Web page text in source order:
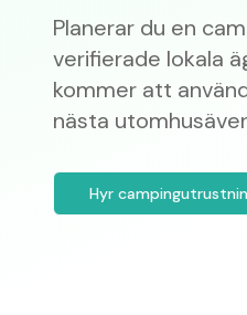
Planerar du en
verifierade lokala
kommer att
nästa
Hyr